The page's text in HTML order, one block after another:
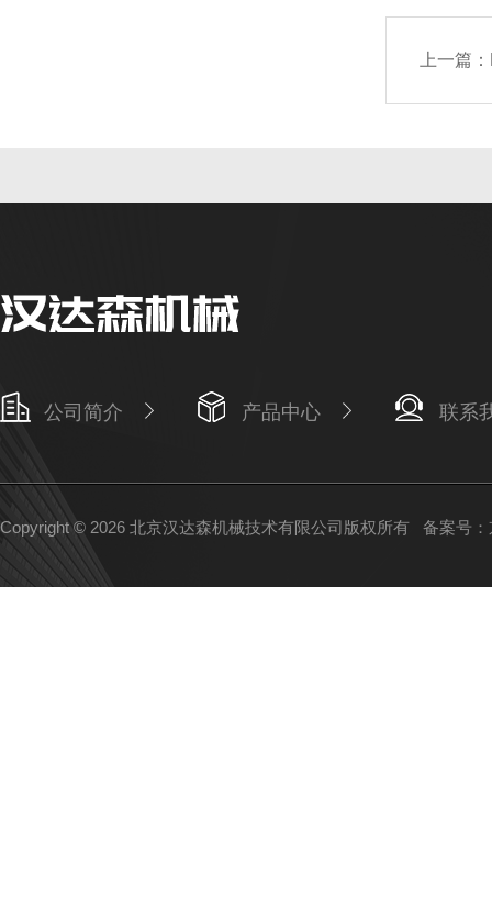
上一篇：
公司简介 产品中心 联系
Copyright © 2026 北京汉达森机械技术有限公司版权所有 备案号：